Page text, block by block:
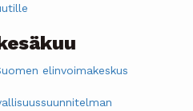
elinvoimakeskus